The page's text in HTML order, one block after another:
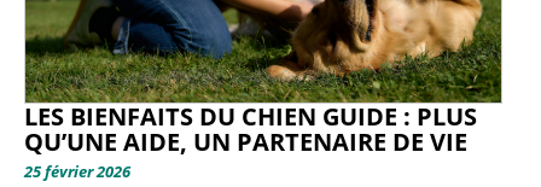
LES BIENFAITS DU CHIEN GUIDE : PLUS
QU’UNE AIDE, UN PARTENAIRE DE VIE
25 février 2026